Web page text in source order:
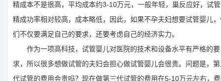
精成本不是很高，平均成本约3-10万元，一般年轻，巢反应好，试
精成功率相对较高，成本略低，因此，如果不孕夫妇想要试管婴儿
们不仅要满足自己的要求，还要考虑自己的经济实力。
作为一项高科技，试管婴儿对医院的技术和设备水平有严格的要
求，所以很多想做试管的夫妇会担心做试管婴儿会很贵。问题是，
代试管的费用会贵吗？现在做第三代试管的费用在5-10万元左右，